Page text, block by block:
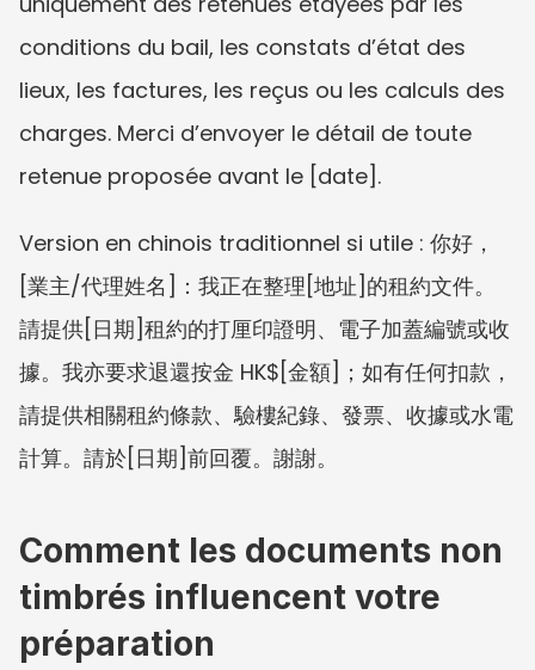
conditions du bail, les constats d’état des
lieux, les factures, les reçus ou les calculs des
charges. Merci d’envoyer le détail de toute
retenue proposée avant le [date].
Version en chinois traditionnel si utile : 你好，
[業主/代理姓名]：我正在整理[地址]的租約文件。
請提供[日期]租約的打厘印證明、電子加蓋編號或收
據。我亦要求退還按金 HK$[金額]；如有任何扣款，
請提供相關租約條款、驗樓紀錄、發票、收據或水電
計算。請於[日期]前回覆。謝謝。
Comment les documents non
timbrés influencent votre
préparation